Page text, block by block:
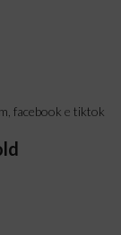
facebook e tiktok